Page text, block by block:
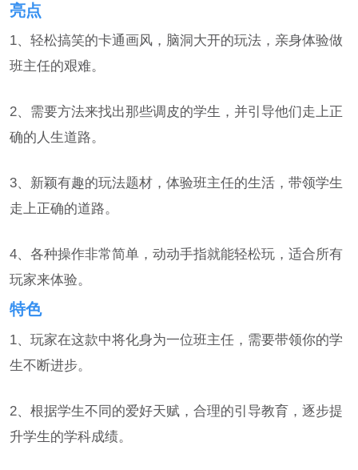
亮点
1、轻松搞笑的卡通画风，脑洞大开的玩法，亲身体验做
班主任的艰难。
2、需要方法来找出那些调皮的学生，并引导他们走上正
确的人生道路。
3、新颖有趣的玩法题材，体验班主任的生活，带领学生
走上正确的道路。
4、各种操作非常简单，动动手指就能轻松玩，适合所有
玩家来体验。
特色
1、玩家在这款中将化身为一位班主任，需要带领你的学
生不断进步。
2、根据学生不同的爱好天赋，合理的引导教育，逐步提
升学生的学科成绩。